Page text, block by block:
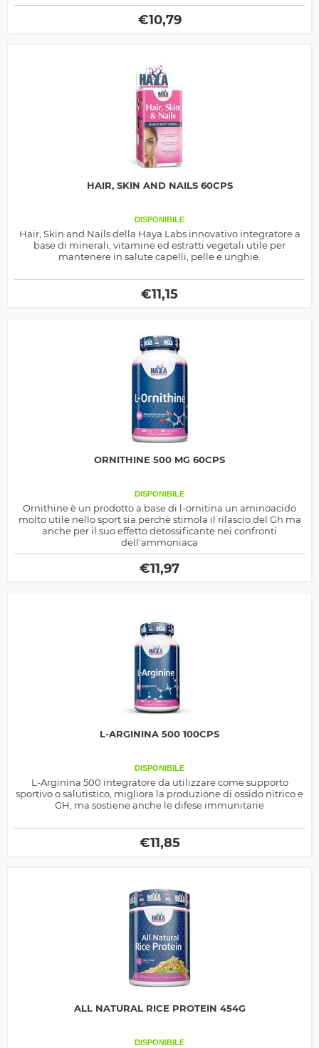
€10,79
HAIR, SKIN AND NAILS 60CPS
DISPONIBILE
Hair, Skin and Nails della Haya Labs innovativo integratore a
base di minerali, vitamine ed estratti vegetali utile per
mantenere in salute capelli, pelle e unghie.
€11,15
ORNITHINE 500 MG 60CPS
DISPONIBILE
Ornithine è un prodotto a base di l-ornitina un aminoacido
molto utile nello sport sia perchè stimola il rilascio del Gh ma
anche per il suo effetto detossificante nei confronti
dell'ammoniaca
€11,97
L-ARGININA 500 100CPS
DISPONIBILE
L-Arginina 500 integratore da utilizzare come supporto
sportivo o salutistico, migliora la produzione di ossido nitrico e
GH, ma sostiene anche le difese immunitarie
€11,85
ALL NATURAL RICE PROTEIN 454G
DISPONIBILE